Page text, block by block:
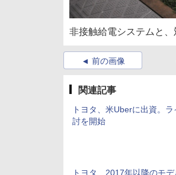
非接触給電システムと
前の画像
関連記事
トヨタ、米Uberに出資。
討を開始
トヨタ、2017年以降のモ